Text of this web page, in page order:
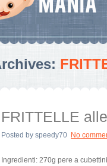
FRITTELLE
Posted by speedy70 No
Ingredienti: 270g pere a